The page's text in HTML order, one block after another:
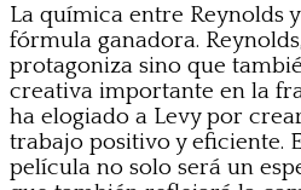
La química entre Reynolds
fórmula ganadora.
protagoniza sino que
creativa importante en la
ha elogiado a Levy por
trabajo positivo y eficiente.
película no solo será un